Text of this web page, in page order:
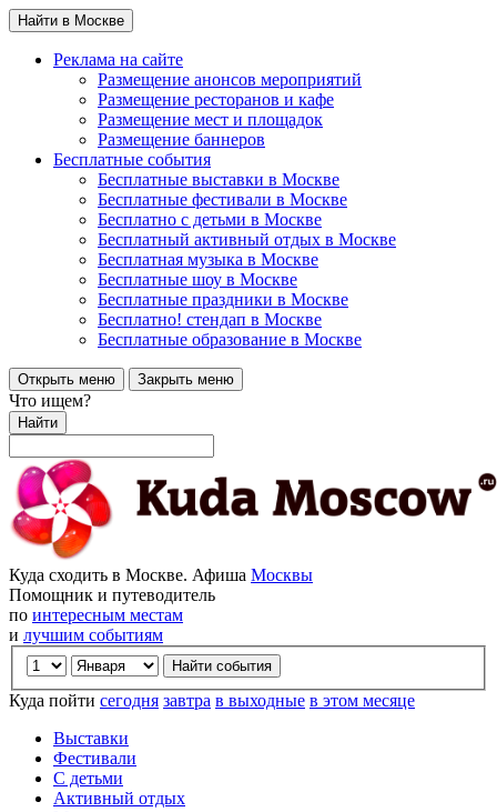
Найти в Москве
Реклама на сайте
Размещение анонсов мероприятий
Размещение ресторанов и кафе
Размещение мест и площадок
Размещение баннеров
Бесплатные события
Бесплатные выставки в Москве
Бесплатные фестивали в Москве
Бесплатно с детьми в Москве
Бесплатный активный отдых в Москве
Бесплатная музыка в Москве
Бесплатные шоу в Москве
Бесплатные праздники в Москве
Бесплатно! стендап в Москве
Бесплатные образование в Москве
Открыть меню Закрыть меню
Что ищем?
Найти
Куда сходить в Москве. Афиша Москвы
Помощник и путеводитель
по интересным местам
и лучшим событиям
Куда пойти сегодня завтра в выходные в этом месяце
Выставки
Фестивали
С детьми
Активный отдых